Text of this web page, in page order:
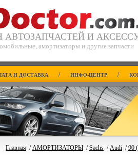
АВТОЗАПЧАСТЕЙ И
амортизаторы и другие запчасти
И ДОСТАВКА / ИНФО-ЦЕНТР /
Главная /АМОРТИЗАТОРЫ /Sachs /Audi /90